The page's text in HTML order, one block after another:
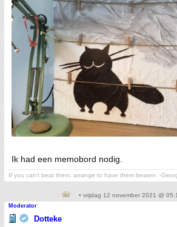
Ik had een memobord nodig.
If you can't beat them, arrange to have them beaten. -
• vrijdag 12 november 2021 @
Moderator
Dotteke